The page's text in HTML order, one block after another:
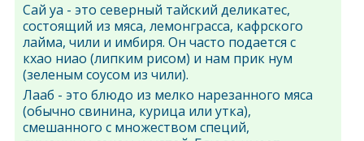
Сай уа - это северный тайский деликатес,
состоящий из мяса, лемонграсса, кафрского
лайма, чили и имбиря. Он часто подается с
кхао ниао (липким рисом) и нам прик нум
(зеленым соусом из чили).
Лааб - это блюдо из мелко нарезанного мяса
(обычно свинина, курица или утка),
смешанного с множеством специй,